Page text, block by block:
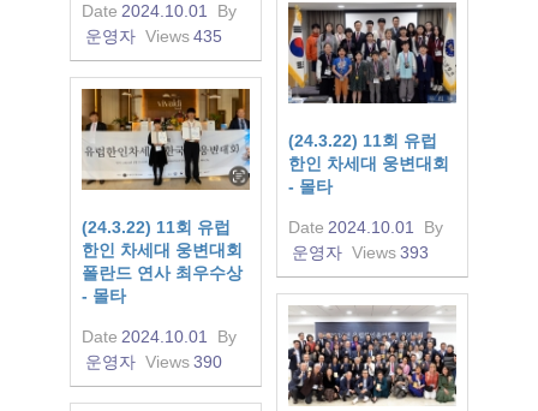
Date 2024.10.01
By
운영자 Views435
(24.3.22) 11회 유럽
한인 차세대 웅변대회
- 몰타
Date 2024.10.01
By
운영자 Views393
(24.3.22) 11회 유럽
한인 차세대 웅변대회
폴란드 연사 최우수상
- 몰타
Date 2024.10.01
By
운영자 Views390